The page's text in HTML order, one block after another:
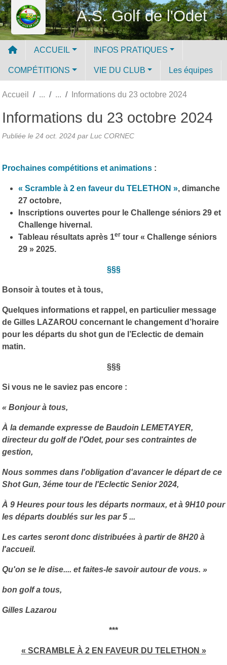
A.S. Golf de l'Odet
ACCUEIL INFOS PRATIQUES
COMPÉTITIONS VIE DU CLUB Les équipes
Accueil Informations du 23 octobre 2024
Informations du 23 octobre 2024
Publiée le 24 oct. 2024 par Luc CORNEC
Prochaines compétitions et animations :
« Scramble à 2 en faveur du TELETHON », dimanche
27 octobre,
Inscriptions ouvertes pour le Challenge séniors 29 et
Challenge hivernal.
Tableau résultats après 1er tour « Challenge séniors
29 » 2025.
§§§
Bonsoir à toutes et à tous,
Quelques informations et rappel, en particulier message
de Gilles LAZAROU concernant le changement d’horaire
pour les départs du shot gun de l’Eclectic de demain
matin.
§§§
Si vous ne le saviez pas encore :
« Bonjour à tous,
À la demande expresse de Baudoin LEMETAYER,
directeur du golf de l'Odet, pour ses contraintes de
gestion,
Nous sommes dans l'obligation d'avancer le départ de ce
Shot Gun, 3éme tour de l'Eclectic Senior 2024,
À 9 Heures pour tous les départs normaux, et à 9H10 pour
les départs doublés sur les par 5 ...
Les cartes seront donc distribuées à partir de 8H20 à
l'accueil.
Qu'on se le dise.... et faites-le savoir autour de vous. »
bon golf a tous,
Gilles Lazarou
***
« SCRAMBLE À 2 EN FAVEUR DU TELETHON »
Panneau de gestion des cookies